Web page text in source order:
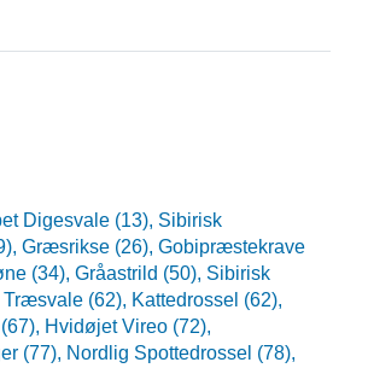
Digesvale (13), Sibirisk
Græsrikse (26), Gobipræstekrave
(34), Gråastrild (50), Sibirisk
Træsvale (62), Kattedrossel (62),
Hvidøjet Vireo (72),
(77), Nordlig Spottedrossel (78),